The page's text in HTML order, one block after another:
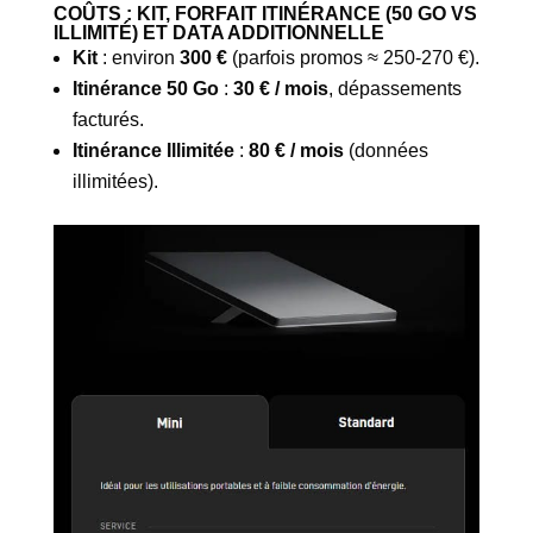
COÛTS : KIT, FORFAIT ITINÉRANCE (50 GO VS
ILLIMITÉ) ET DATA ADDITIONNELLE
Kit: environ 300 €(parfois promos ≈ 250-270 €).
Itinérance 50 Go: 30 € / mois, dépassements
facturés.
Itinérance Illimitée: 80 € / mois(données
illimitées).